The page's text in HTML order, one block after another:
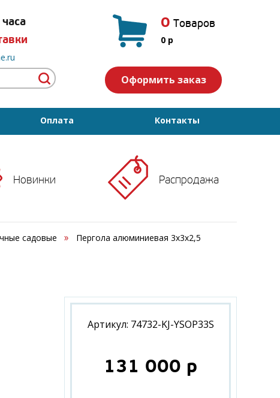
0 Товаров
0 p
Оформить заказ
Оплата Контакты
Новинки Распродажа
садовые Пергола алюминиевая 3х3х2,5
Артикул: 74732-KJ-YSOP33S
131 000 p